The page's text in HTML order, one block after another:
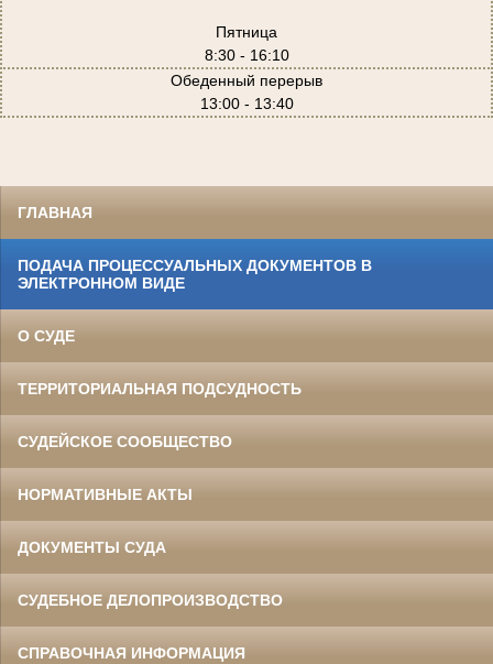
Пятница
8:30 - 16:10
Обеденный перерыв
13:00 - 13:40
ГЛАВНАЯ
ПОДАЧА ПРОЦЕССУАЛЬНЫХ ДОКУМЕНТОВ В
ЭЛЕКТРОННОМ ВИДЕ
О СУДЕ
ТЕРРИТОРИАЛЬНАЯ ПОДСУДНОСТЬ
СУДЕЙСКОЕ СООБЩЕСТВО
НОРМАТИВНЫЕ АКТЫ
ДОКУМЕНТЫ СУДА
СУДЕБНОЕ ДЕЛОПРОИЗВОДСТВО
СПРАВОЧНАЯ ИНФОРМАЦИЯ